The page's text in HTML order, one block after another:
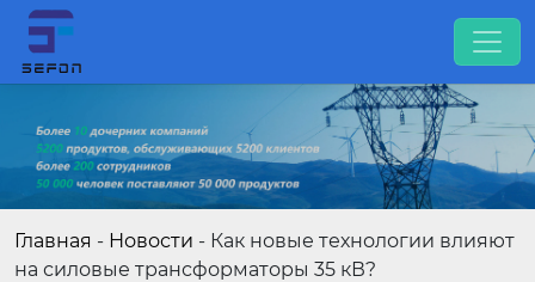
Главная - Новости - Как новые технологии влияют
на силовые трансформаторы 35 кВ?